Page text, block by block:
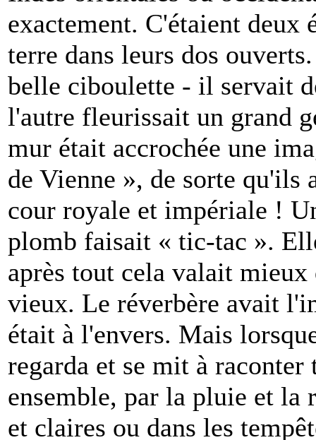
exactement. C'étaient deux
terre dans leurs dos
belle ciboulette - il servait
l'autre fleurissait un grand
mur était accrochée une
de Vienne », de sorte qu'ils
cour royale et impériale !
plomb faisait « tic-tac ».
après tout cela valait
vieux. Le réverbère avait
était à l'envers. Mais
regarda et se mit à
ensemble, par la pluie et la
et claires ou dans les